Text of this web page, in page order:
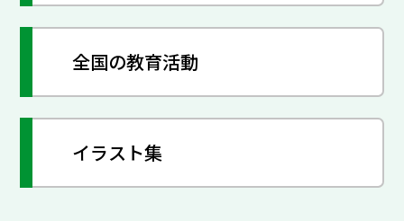
全国の教育活動
イラスト集